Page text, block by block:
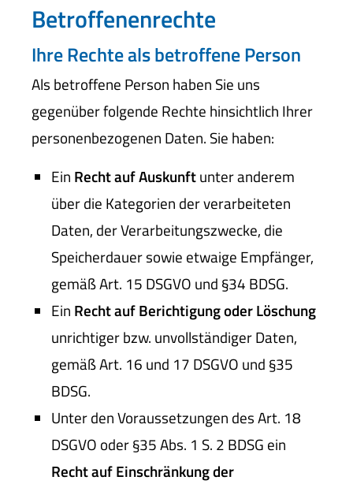
Betroffenenrechte
Ihre Rechte als betroffene Person
Als betroffene Person haben Sie uns
gegenüber folgende Rechte hinsichtlich Ihrer
personenbezogenen Daten. Sie haben:
Ein Recht auf Auskunftunter anderem
über die Kategorien der verarbeiteten
Daten, der Verarbeitungszwecke, die
Speicherdauer sowie etwaige Empfänger,
gemäß Art. 15 DSGVO und §34 BDSG.
Ein Recht auf Berichtigung oder Löschung
unrichtiger bzw. unvollständiger Daten,
gemäß Art. 16 und 17 DSGVO und §35
BDSG.
Unter den Voraussetzungen des Art. 18
DSGVO oder §35 Abs. 1 S. 2 BDSG ein
Recht auf Einschränkung der